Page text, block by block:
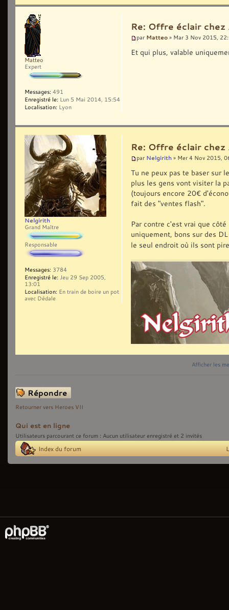
Re: Offre éclair
par Matteo » Mar 3 Nov 2015,
Et qui plus, valable
Matteo
Expert
Messages: 491
Enregistré le: Lun 5 Mai 2014, 15:54
Localisation: Lyon
Re: Offre éclair
par Nelgirith » Mer 4 Nov 2015,
Tu ne peux pas te baser sur
plus les gens vont visiter la
(toujours encore 20€
fait des "ventes flash".
Par contre c'est vrai que
uniquement, bons sur des
le seul endroit où ils sont
Nelgirith
Grand Maître
Responsable
Messages: 3784
Enregistré le: Jeu 29 Sep 2005,
13:01
Localisation: En train de boire un pot
avec Dédale
Afficher les
Répondre
Retourner vers Heroes VII
Qui est en ligne
Utilisateurs parcourant ce forum : Aucun utilisateur enregistré et 2 invités
Index du forum